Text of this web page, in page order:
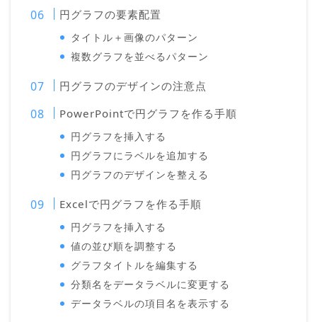
円グラフの要素配置
タイトル＋画像のパターン
複数グラフを並べるパターン
円グラフのデザインの注意点
PowerPointで円グラフを作る手順
円グラフを挿入する
円グラフにラベルを追加する
円グラフのデザインを整える
Excelで円グラフを作る手順
円グラフを挿入する
値の並び順を調整する
グラフタイトルを編集する
分類名をデータラベルに変更する
データラベルの項目名を表示する